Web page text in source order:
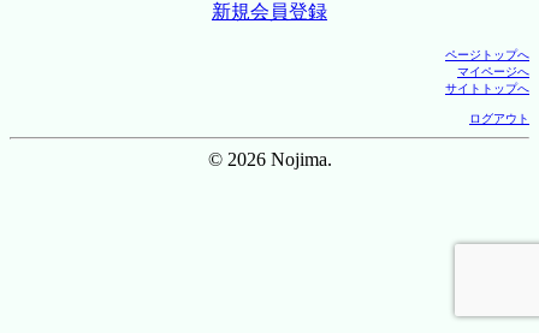
新規会員登録
ページトップへ
マイページへ
サイトトップへ
ログアウト
© 2026 Nojima.